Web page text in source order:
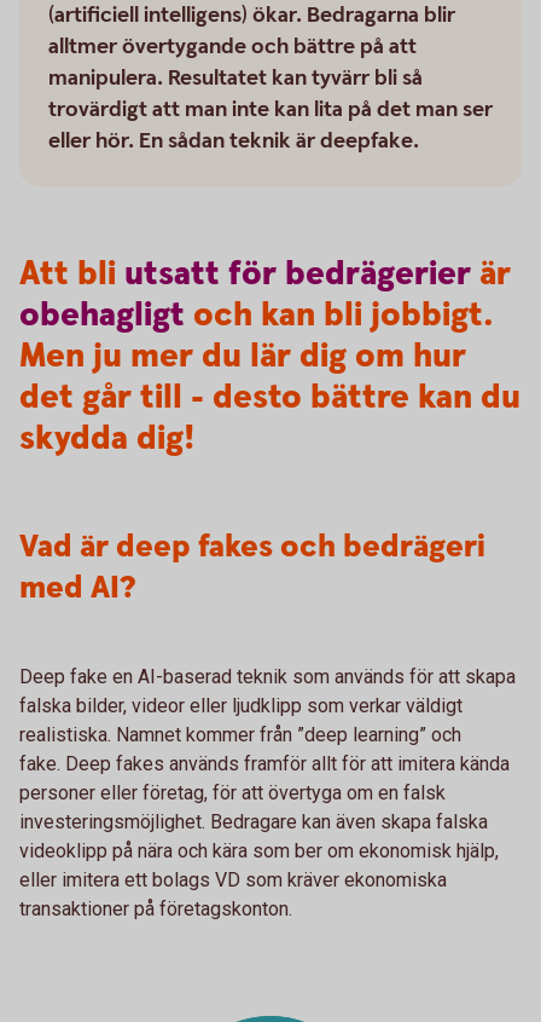
(artificiell intelligens) ökar. Bedragarna blir
alltmer övertygande och bättre på att
manipulera. Resultatet kan tyvärr bli så
trovärdigt att man inte kan lita på det man ser
eller hör. En sådan teknik är deepfake.
Att bli utsatt för bedrägerier är
obehagligt och kan bli jobbigt.
Men ju mer du lär dig om hur
det går till - desto bättre kan du
skydda dig!
Vad är deep fakes och bedrägeri
med AI?
Deep fake en AI-baserad teknik som används för att skapa
falska bilder, videor eller ljudklipp som verkar väldigt
realistiska. Namnet kommer från ”deep learning” och
fake. Deep fakes används framför allt för att imitera kända
personer eller företag, för att övertyga om en falsk
investeringsmöjlighet. Bedragare kan även skapa falska
videoklipp på nära och kära som ber om ekonomisk hjälp,
eller imitera ett bolags VD som kräver ekonomiska
transaktioner på företagskonton.